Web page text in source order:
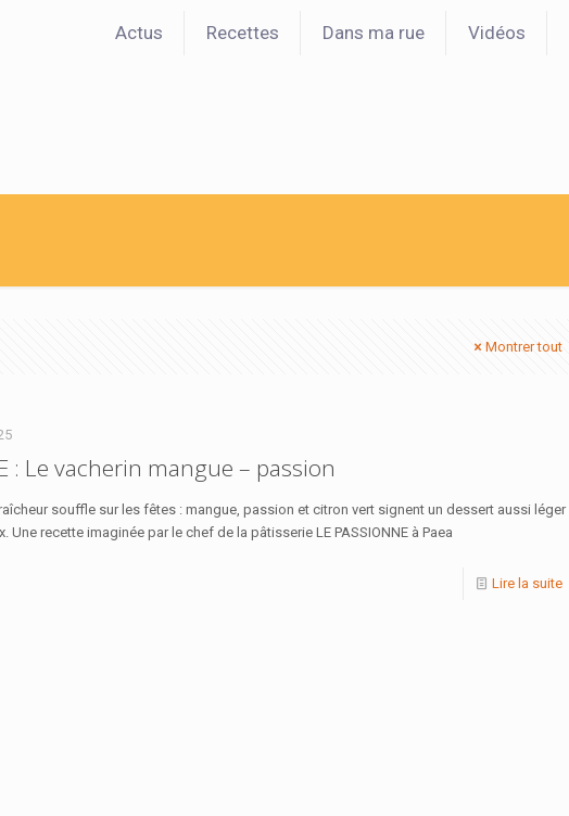
Actus Recettes Dans ma rue Vidéos
Montrer tout
: Le vacherin mangue – passion
souffle sur les fêtes : mangue, passion et citron vert signent un dessert aussi léger
Une recette imaginée par le chef de la pâtisserie LE PASSIONNE à Paea
Lire la suite